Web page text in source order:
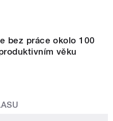
bez práce okolo 100
věku